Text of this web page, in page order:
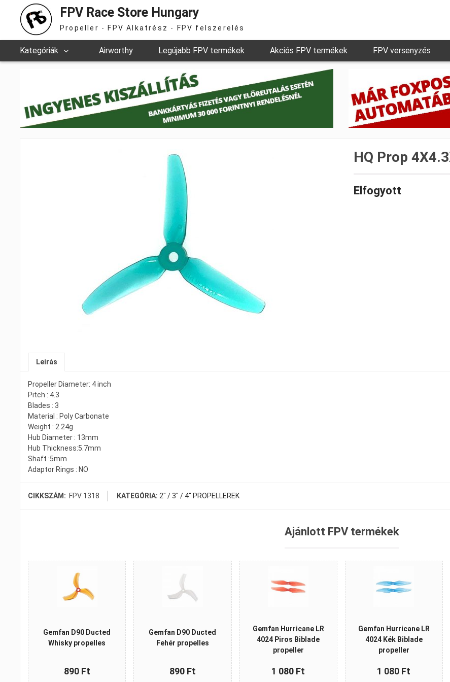
FPV Race Store Hungary
Propeller - FPV Alkatrész - FPV felszerelés
Kategóriák Airworthy Legújabb FPV termékek Akciós FPV termékek FPV versenyzés
HQ Prop
Elfogyott
Leírás
Propeller Diameter: 4 inch
Pitch : 4.3
Blades : 3
Material : Poly Carbonate
Weight : 2.24g
Hub Diameter : 13mm
Hub Thickness:5.7mm
Shaft :5mm
Adaptor Rings : NO
CIKKSZÁM: FPV 1318 KATEGÓRIA: 2" / 3" / 4" PROPELLEREK
Ajánlott FPV termékek
Gemfan D90 Ducted
Whisky propelles
890 Ft
Gemfan D90 Ducted
Fehér propelles
890 Ft
Gemfan Hurricane LR
4024 Piros Biblade
propeller
1 080 Ft
Gemfan Hurricane LR
4024 Kék Biblade
propeller
1 080 Ft